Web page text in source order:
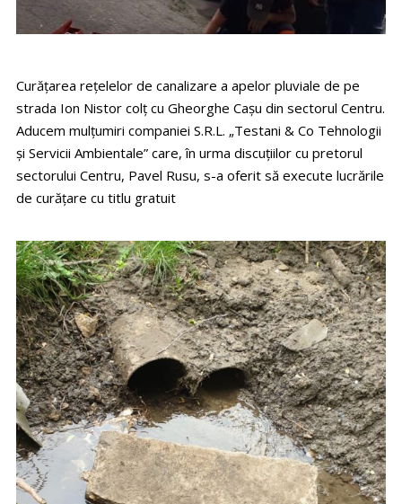
Curățarea rețelelor de canalizare a apelor pluviale de pe
strada Ion Nistor colț cu Gheorghe Cașu din sectorul Centru.
Aducem mulțumiri companiei S.R.L. „Testani & Co Tehnologii
și Servicii Ambientale” care, în urma discuțiilor cu pretorul
sectorului Centru, Pavel Rusu, s-a oferit să execute lucrările
de curățare cu titlu gratuit